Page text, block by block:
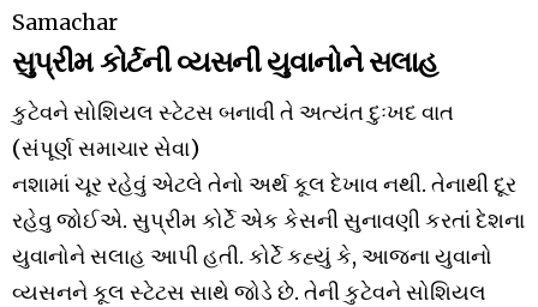
Samachar
સુપ્રીમ કોર્ટની વ્યસની યુવાનોને સલાહ
કુટેવને સોશિયલ સ્ટેટસ બનાવી તે અત્યંત દુઃખદ વાત
(સંપૂર્ણ સમાચાર સેવા)
નશામાં ચૂર રહેવું એટલે તેનો અર્થ કૂલ દેખાવ નથી. તેનાથી દૂર
રહેવુ જોઈએ. સુપ્રીમ કોર્ટે એક કેસની સુનાવણી કરતાં દેશના
યુવાનોને સલાહ આપી હતી. કોર્ટે કહ્યું કે, આજના યુવાનો
વ્યસનને કૂલ સ્ટેટસ સાથે જોડે છે. તેની કુટેવને સોશિયલ